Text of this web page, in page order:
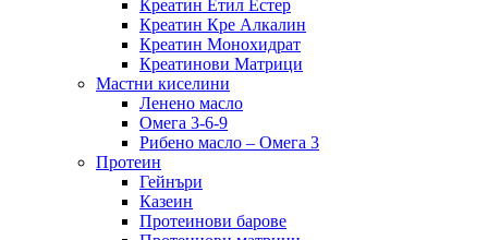
Креатин Етил Естер
Креатин Кре Алкалин
Креатин Монохидрат
Креатинови Матрици
Мастни киселини
Ленено масло
Омега 3-6-9
Рибено масло – Омега 3
Протеин
Гейнъри
Казеин
Протеинови барове